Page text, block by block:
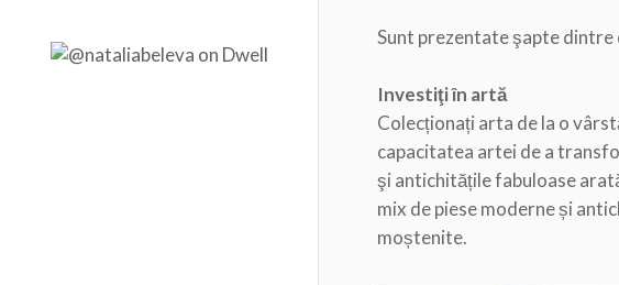
Sunt prezentate şapte dintre
Investiţi în artă
Colecționați arta de la o
capacitatea artei de a
şi antichitățile fabuloase
mix de piese moderne și
moștenite.